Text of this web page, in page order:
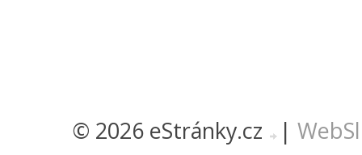
© 2026 eStránky.cz |